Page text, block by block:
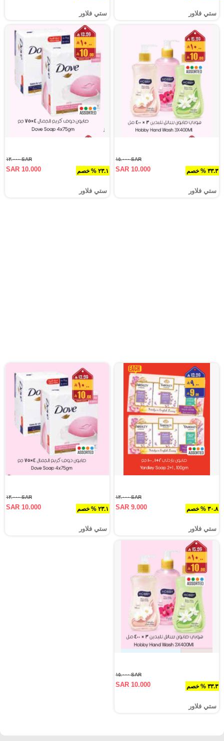
ستي فلاور ستي فلاور
٣٣.٣ % خصم
SAR ١٥.٠٠٠
SAR 10.000
ستي فلاور
٢٣.١ % خصم
SAR ١٣.٠٠٠
SAR 10.000
ستي فلاور
٣٠.٨ % خصم
SAR ١٣.٠٠٠
SAR 9.000
ستي فلاور
٢٣.١ % خصم
SAR ١٣.٠٠٠
SAR 10.000
ستي فلاور
٣٣.٣ % خصم
SAR ١٥.٠٠٠
SAR 10.000
ستي فلاور